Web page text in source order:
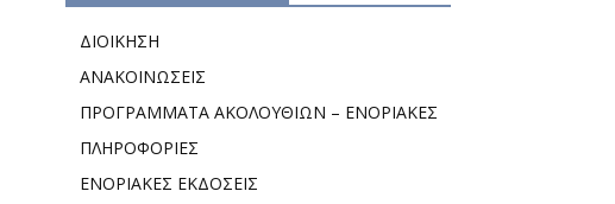
ΔΙΟΙΚΗΣΗ
ΑΝΑΚΟΙΝΩΣΕΙΣ
ΠΡΟΓΡΑΜΜΑΤΑ ΑΚΟΛΟΥΘΙΩΝ – ΕΝΟΡΙΑΚΕΣ
ΠΛΗΡΟΦΟΡΙΕΣ
ΕΝΟΡΙΑΚΕΣ ΕΚΔΟΣΕΙΣ